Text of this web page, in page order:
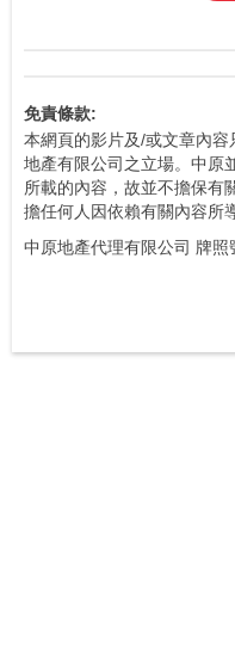
免責條款:
本網頁的影片及/或文章內
地產有限公司之立場。中原
所載的內容，故並不擔保有
擔任何人因依賴有關內容所
中原地產代理有限公司 牌照